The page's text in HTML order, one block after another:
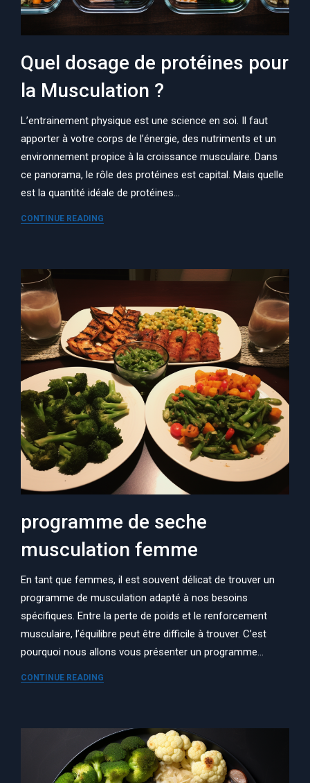
Quel dosage de protéines pour
la Musculation ?
L’entrainement physique est une science en soi. Il faut
apporter à votre corps de l’énergie, des nutriments et un
environnement propice à la croissance musculaire. Dans
ce panorama, le rôle des protéines est capital. Mais quelle
est la quantité idéale de protéines…
CONTINUE READING
programme de seche
musculation femme
En tant que femmes, il est souvent délicat de trouver un
programme de musculation adapté à nos besoins
spécifiques. Entre la perte de poids et le renforcement
musculaire, l’équilibre peut être difficile à trouver. C’est
pourquoi nous allons vous présenter un programme…
CONTINUE READING